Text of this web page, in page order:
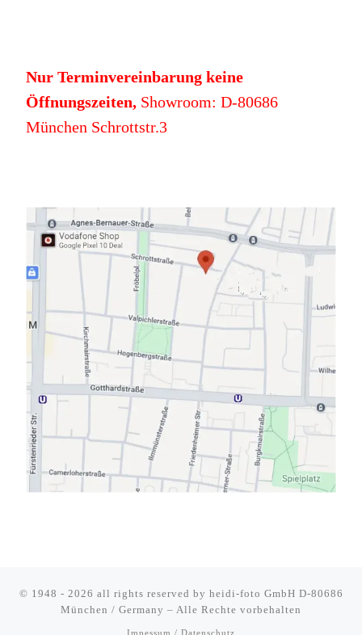
Nur Terminvereinbarung keine
Öffnungszeiten,Showroom: D-80686
München Schrottstr.3
© 1948 - 2026 all rights reserved by heidi-foto GmbH D-80686
München / Germany – Alle Rechte vorbehalten
Impessum / Datenschutz